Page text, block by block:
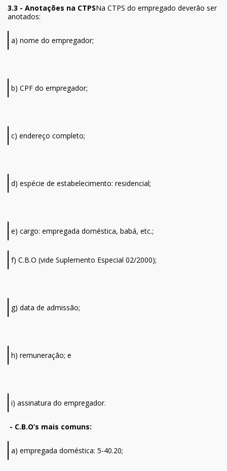
3.3 - Anotações na CTPSNa CTPS do empregado deverão ser
anotados:
a) nome do empregador;
b) CPF do empregador;
c) endereço completo;
d) espécie de estabelecimento: residencial;
e) cargo: empregada doméstica, babá, etc.;
f) C.B.O (vide Suplemento Especial 02/2000);
g) data de admissão;
h) remuneração; e
i) assinatura do empregador.
- C.B.O’s mais comuns:
a) empregada doméstica: 5-40.20;